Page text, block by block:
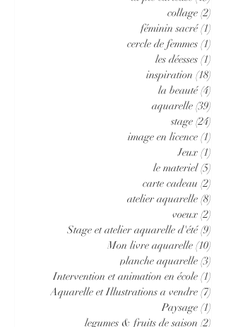
collage (2)
féminin sacré (1)
cercle de femmes (1)
les déesses (1)
inspiration (18)
la beauté (4)
aquarelle (39)
stage (24)
image en licence (1)
Jeux (1)
le materiel (5)
carte cadeau (2)
atelier aquarelle (8)
voeux (2)
Stage et atelier aquarelle d'été (9)
Mon livre aquarelle (10)
planche aquarelle (3)
Intervention et animation en école (1)
Aquarelle et Illustrations a vendre (7)
Paysage (1)
legumes & fruits de saison (2)